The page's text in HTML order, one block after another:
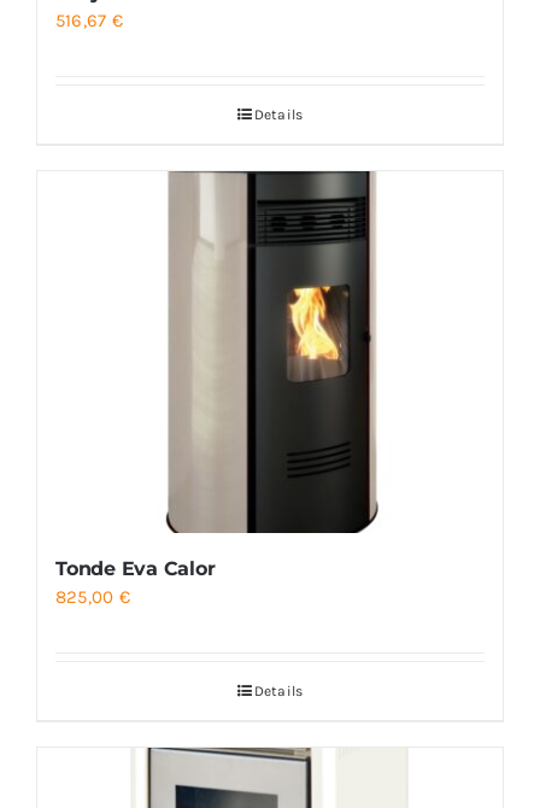
516,67 €
Details
Tonde Eva Calor
825,00 €
Details